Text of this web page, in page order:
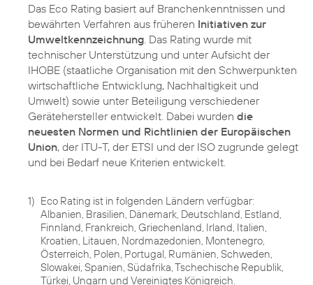
Das Eco Rating basiert auf Branchenkenntnissen und
bewährten Verfahren aus früheren Initiativen zur
Umweltkennzeichnung . Das Rating wurde mit
technischer Unterstützung und unter Aufsicht der
IHOBE (staatliche Organisation mit den Schwerpunkten
wirtschaftliche Entwicklung, Nachhaltigkeit und
Umwelt) sowie unter Beteiligung verschiedener
Gerätehersteller entwickelt. Dabei wurden die
neuesten Normen und Richtlinien der Europäischen
Union, der ITU-T, der ETSI und der ISO zugrunde gelegt
und bei Bedarf neue Kriterien entwickelt.
1) Eco Rating ist in folgenden Ländern verfügbar:
Albanien, Brasilien, Dänemark, Deutschland, Estland,
Finnland, Frankreich, Griechenland, Irland, Italien,
Kroatien, Litauen, Nordmazedonien, Montenegro,
Österreich, Polen, Portugal, Rumänien, Schweden,
Slowakei, Spanien, Südafrika, Tschechische Republik,
Türkei, Ungarn und Vereinigtes Königreich.